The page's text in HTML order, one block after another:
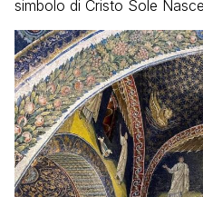
simbolo di Cristo Sole